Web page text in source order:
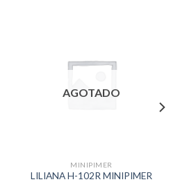
AGOTADO
MINIPIMER
LILIANA H-102R MINIPIMER